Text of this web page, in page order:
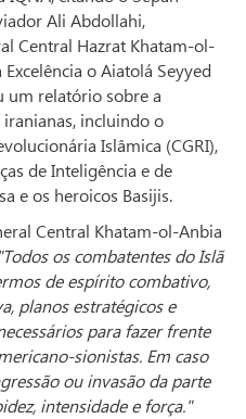
Ali Abdollahi,
Central Hazrat Khatam-ol-
o Aiatolá Seyyed
um relatório sobre a
incluindo o
Islâmica (CGRI),
de Inteligência e de
e os heroicos Basijis.
Central Khatam-ol-Anbia
"Todos os combatentes do Islã
de espírito combativo,
planos estratégicos e
para fazer frente
sionistas. Em caso
ou invasão da parte
intensidade e força."